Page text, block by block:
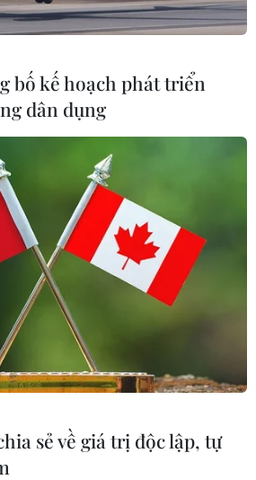
bố kế hoạch phát triển
dân dụng
sẻ về giá trị độc lập, tự